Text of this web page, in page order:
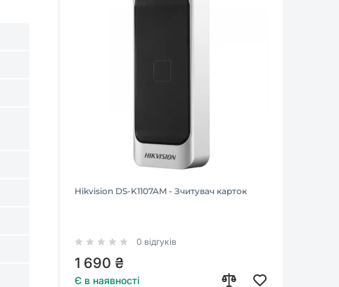
Hikvision DS-K1107AM - Зчитувач карток
0 відгуків
1 690 ₴
Є в наявності